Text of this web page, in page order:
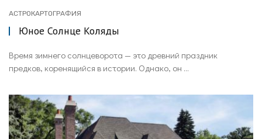
АСТРОКАРТОГРАФИЯ
Юное Солнце Коляды
Время зимнего солнцеворота — это древний праздник
предков, коренящийся в истории. Однако, он ...